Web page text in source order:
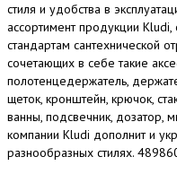
стиля и удобства в
ассортимент продукции
стандартам сантехнической
сочетающих в себе такие
полотенцедержатель,
щеток, кронштейн, крючок,
ванны, подсвечник, дозатор,
компании Kludi дополнит и
разнообразных стилях.